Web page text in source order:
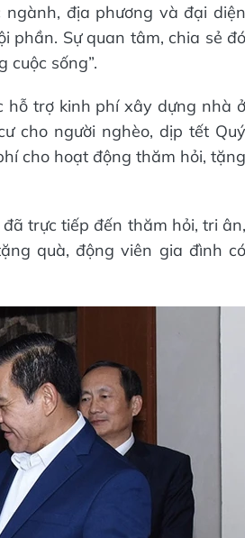
địa phương và đại diện
phần. Sự quan tâm, chia sẻ đó
cuộc sống”.
hỗ trợ kinh phí xây dựng nhà ở
cho người nghèo, dịp tết Quý
cho hoạt động thăm hỏi, tặng
trực tiếp đến thăm hỏi, tri ân,
quà, động viên gia đình có